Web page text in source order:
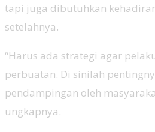
tapi juga dibutuhkan
setelahnya.
“Harus ada strategi agar
perbuatan. Di sinilah
pendampingan oleh
ungkapnya.